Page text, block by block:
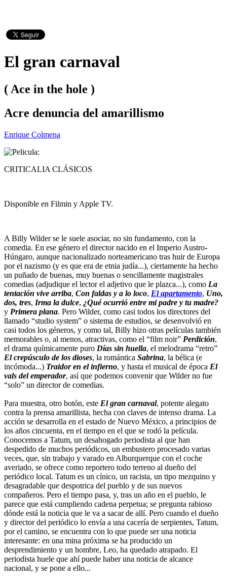
El gran carnaval
( Ace in the hole )
Acre denuncia del amarillismo
Enrique Colmena
CRITICALIA CLÁSICOS
Disponible en Filmin y Apple TV.
A Billy Wilder se le suele asociar, no sin fundamento, con la
comedia. En ese género el director nacido en el Imperio Austro-
Húngaro, aunque nacionalizado norteamericano tras huir de Europa
por el nazismo (y es que era de etnia judía...), ciertamente ha hecho
un puñado de buenas, muy buenas o sencillamente magistrales
comedias (adjudique el lector el adjetivo que le plazca...), como La
tentación vive arriba, Con faldas y a lo loco, El apartamento, Uno,
dos, tres, Irma la dulce, ¿Qué ocurrió entre mi padre y tu madre?
y Primera plana. Pero Wilder, como casi todos los directores del
llamado “studio system” o sistema de estudios, se desenvolvió en
casi todos los géneros, y como tal, Billy hizo otras películas también
memorables o, al menos, atractivas, como el “film noir” Perdición,
el drama químicamente puro Días sin huella, el melodrama “retro”
El crepúsculo de los dioses, la romántica Sabrina, la bélica (e
incómoda...) Traidor en el infierno, y hasta el musical de época El
vals del emperador, así que podemos convenir que Wilder no fue
“solo” un director de comedias.
Para muestra, otro botón, este El gran carnaval, potente alegato
contra la prensa amarillista, hecha con claves de intenso drama. La
acción se desarrolla en el estado de Nuevo México, a principios de
los años cincuenta, en el tiempo en el que se rodó la película.
Conocemos a Tatum, un desahogado periodista al que han
despedido de muchos periódicos, un embustero procesado varias
veces, que, sin trabajo y varado en Alburquerque con el coche
averiado, se ofrece como reportero todo terreno al dueño del
periódico local. Tatum es un cínico, un racista, un tipo mezquino y
desagradable que despotrica del pueblo y de sus nuevos
compañeros. Pero el tiempo pasa, y, tras un año en el pueblo, le
parece que está cumpliendo cadena perpetua; se pregunta rabioso
dónde está la noticia que le va a sacar de allí. Pero cuando el dueño
y director del periódico lo envía a una cacería de serpientes, Tatum,
por el camino, se encuentra con lo que puede ser una noticia
interesante: en una mina próxima se ha producido un
desprendimiento y un hombre, Leo, ha quedado atrapado. El
periodista huele que ahí puede haber una noticia de alcance
nacional, y se pone a ello...